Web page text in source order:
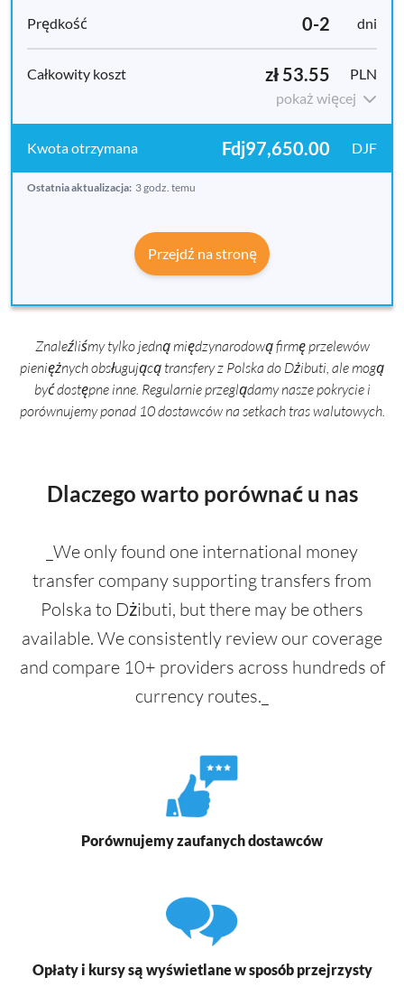
0-2 dni
zł 53.55
PLN
pokaż więcej
Fdj97,650.00 DJF
Ostatnia aktualizacja: 3 godz. temu
Przejdź na stronę
Znaleźliśmy tylko jedną międzynarodową firmę przelewów
pieniężnych obsługującą transfery z Polska do Dżibuti, ale mogą
być dostępne inne. Regularnie przeglądamy nasze pokrycie i
porównujemy ponad 10 dostawców na setkach tras walutowych.
Dlaczego warto porównać u nas
_We only found one international money
transfer company supporting transfers from
Polska to Dżibuti, but there may be others
available. We consistently review our coverage
and compare 10+ providers across hundreds of
currency routes._
Porównujemy zaufanych dostawców
Opłaty i kursy są wyświetlane w sposób przejrzysty